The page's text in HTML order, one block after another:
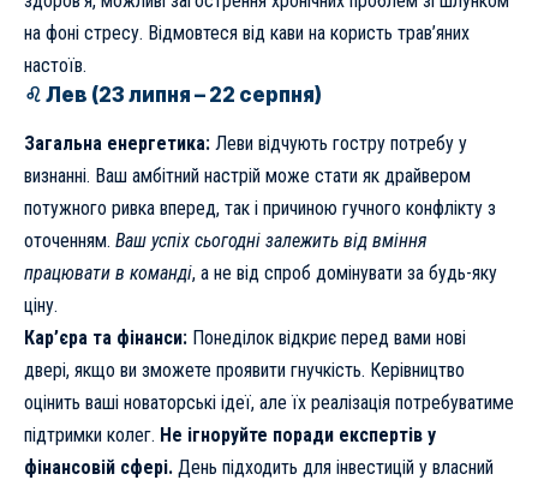
на фоні стресу. Відмовтеся від кави на користь трав’яних
настоїв.
♌ Лев (23 липня – 22 серпня)
Загальна енергетика: Леви відчують гостру потребу у
визнанні. Ваш амбітний настрій може стати як драйвером
потужного ривка вперед, так і причиною гучного конфлікту з
оточенням. Ваш успіх сьогодні залежить від вміння
працювати в команді, а не від спроб домінувати за будь-яку
ціну.
Кар’єра та фінанси: Понеділок відкриє перед вами нові
двері, якщо ви зможете проявити гнучкість. Керівництво
оцінить ваші новаторські ідеї, але їх реалізація потребуватиме
підтримки колег. Не ігноруйте поради експертів у
фінансовій сфері. День підходить для інвестицій у власний